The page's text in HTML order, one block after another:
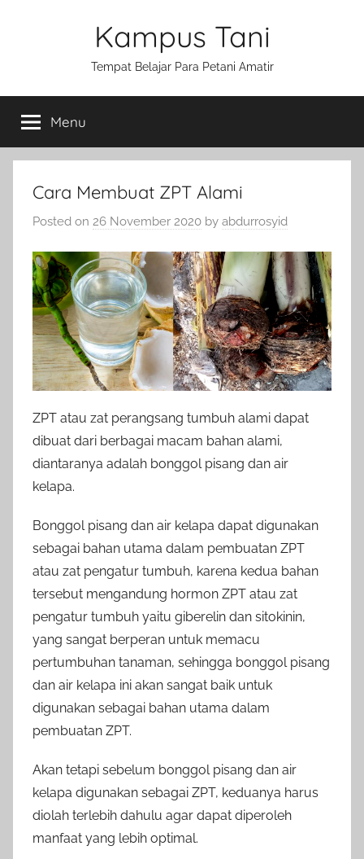
Kampus Tani
Tempat Belajar Para Petani Amatir
Menu
Cara Membuat ZPT Alami
Posted on 26 November 2020 by abdurrosyid
ZPT atau zat perangsang tumbuh alami dapat
dibuat dari berbagai macam bahan alami,
diantaranya adalah bonggol pisang dan air
kelapa.
Bonggol pisang dan air kelapa dapat digunakan
sebagai bahan utama dalam pembuatan ZPT
atau zat pengatur tumbuh, karena kedua bahan
tersebut mengandung hormon ZPT atau zat
pengatur tumbuh yaitu giberelin dan sitokinin,
yang sangat berperan untuk memacu
pertumbuhan tanaman, sehingga bonggol pisang
dan air kelapa ini akan sangat baik untuk
digunakan sebagai bahan utama dalam
pembuatan ZPT.
Akan tetapi sebelum bonggol pisang dan air
kelapa digunakan sebagai ZPT, keduanya harus
diolah terlebih dahulu agar dapat diperoleh
manfaat yang lebih optimal.